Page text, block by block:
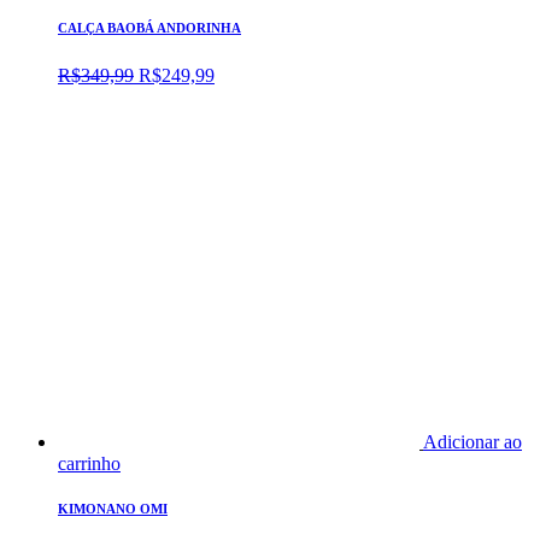
CALÇA BAOBÁ ANDORINHA
R$349,99 O
R$249,99O
Adicionar ao
carrinho
KIMONANO OMI